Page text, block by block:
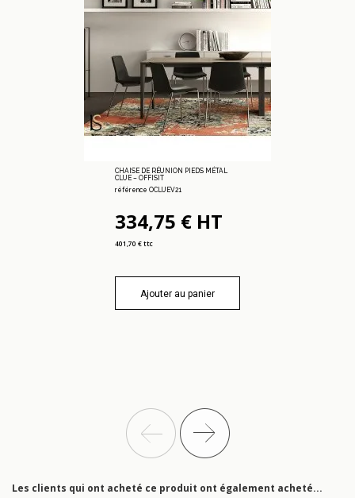
CHAISE DE RÉUNION PIEDS MÉTAL
CLUE – OFFISIT
référence OCLUEV21
334,75 € HT
401,70 € ttc
Ajouter au panier
Les clients qui ont acheté ce produit ont également acheté...